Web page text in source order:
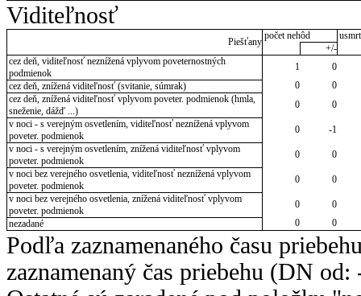
Viditeľnosť
Piešťany
počet nehôd
+/-
cez deň, viditeľnosť neznížená vplyvom poveternostných
podmienok
1
0
cez deň, znížená viditeľnosť (svitanie, súmrak)
0
0
cez deň, znížená viditeľnosť vplyvom poveter. podmienok (hmla,
sneženie, dážď ...)
0
0
v noci - s verejným osvetlením, viditeľnosť neznížená vplyvom
poveter. podmienok
0
-1
v noci - s verejným osvetlením, znížená viditeľnosť vplyvom
poveter. podmienok
0
0
v noci bez verejného osvetlenia, viditeľnosť neznížená vplyvom
poveter. podmienok
0
0
v noci bez verejného osvetlenia, znížená viditeľnosť vplyvom
poveter. podmienok
0
0
nezadané
0 0
Podľa zaznamenaného času
zaznamenaný čas priebehu (DN